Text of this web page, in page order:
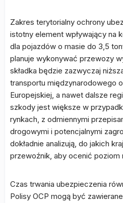
Zakres terytorialny ochrony
istotny element wpływający na
dla pojazdów o masie do 3,5
planuje wykonywać przewozy
składka będzie zazwyczaj
transportu międzynarodowego
Europejskiej, a nawet dalsze
szkody jest większe w
rynkach, z odmiennymi
drogowymi i potencjalnymi
dokładnie analizują, do jakich
przewoźnik, aby ocenić poziom
Czas trwania ubezpieczenia
Polisy OCP mogą być